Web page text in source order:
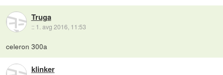
Truga
:: 1. avg 2016, 11:53
celeron 300a
klinker